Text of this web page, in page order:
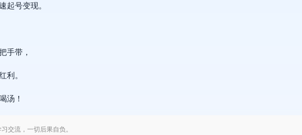
起号变现。
手带，
利。
汤！
交流，一切后果自负。